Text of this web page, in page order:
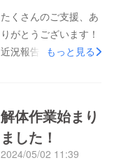
運用できる目処が立
ち、一安心！月を重ね
る毎に、回数も増やし
たくさんのご支援、あ
りがとうございます！
近況報告です！解体作
がり７割方出来上がり
です！今日は壁紙を選
び、着々と完成に近づ
もっと見る
解体作業始まり
ました！
2024/05/02 11:39